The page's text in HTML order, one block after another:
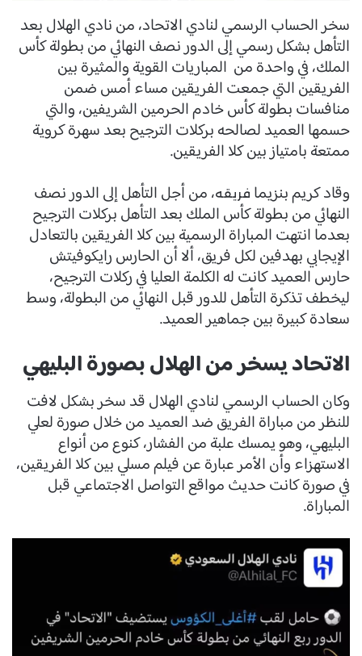
سخر الحساب الرسمي لنادي الاتحاد، من نادي الهلال بعد
التأهل بشكل رسمي إلى الدور نصف النهائي من بطولة كأس
الملك، في واحدة من المباريات القوية والمثيرة بين
الفريقين التي جمعت الفريقين مساء أمس ضمن
منافسات بطولة كأس خادم الحرمين الشريفين، والتي
حسمها العميد لصالحه بركلات الترجيح بعد سهرة كروية
ممتعة بامتياز بين كلا الفريقين.
وقاد كريم بنزيما فريقه، من أجل التأهل إلى الدور نصف
النهائي من بطولة كأس الملك بعد التأهل بركلات الترجيح
بعدما انتهت المباراة الرسمية بين كلا الفريقين بالتعادل
الإيجابي بهدفين لكل فريق، ألا أن الحارس رايكوفيتش
حارس العميد كانت له الكلمة العليا في ركلات الترجيح،
ليخطف تذكرة التأهل للدور قبل النهائي من البطولة، وسط
سعادة كبيرة بين جماهير العميد.
الاتحاد يسخر من الهلال بصورة البليهي
وكان الحساب الرسمي لنادي الهلال قد سخر بشكل لافت
للنظر من مباراة الفريق ضد العميد من خلال صورة لعلي
البليهي، وهو يمسك علبة من الفشار، كنوع من أنواع
الاستهزاء وأن الأمر عبارة عن فيلم مسلي بين كلا الفريقين،
في صورة كانت حديث مواقع التواصل الاجتماعي قبل
المباراة.